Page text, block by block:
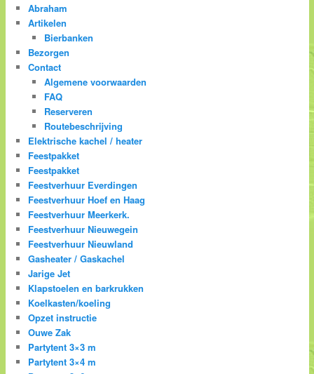
Abraham
Artikelen
Bierbanken
Bezorgen
Contact
Algemene voorwaarden
FAQ
Reserveren
Routebeschrijving
Elektrische kachel / heater
Feestpakket
Feestpakket
Feestverhuur Everdingen
Feestverhuur Hoef en Haag
Feestverhuur Meerkerk.
Feestverhuur Nieuwegein
Feestverhuur Nieuwland
Gasheater / Gaskachel
Jarige Jet
Klapstoelen en barkrukken
Koelkasten/koeling
Opzet instructie
Ouwe Zak
Partytent 3×3 m
Partytent 3×4 m